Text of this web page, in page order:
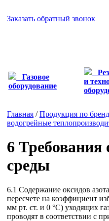
Заказать обратный звонок
Газовое
оборудование
и
Главная /Продукция по
водогрейные
6
среды
6.1 Содержание оксидов
пересчете на коэффициент
мм рт. ст. и 0 °С) уходящих
проводят в соответствии с